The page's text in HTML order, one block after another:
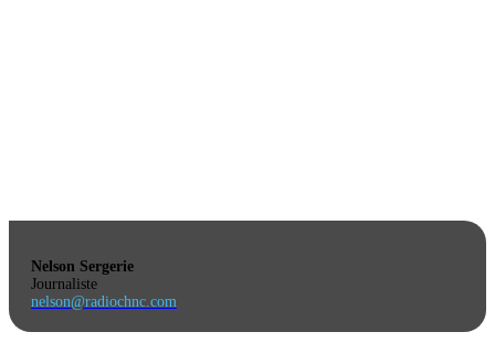
Nelson Sergerie
Journaliste
nelson@radiochnc.com